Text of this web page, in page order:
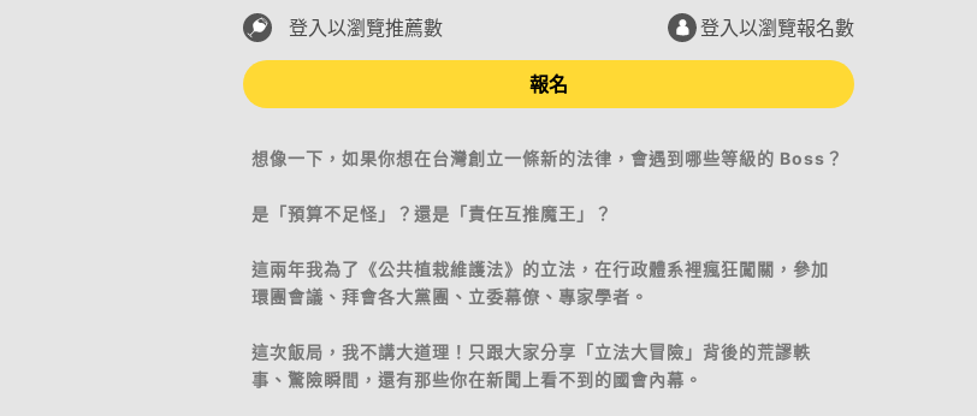
登入以瀏覽推薦數 登入以瀏覽報名數
報名
想像一下，如果你想在台灣創立一條新的法律，會遇到哪些等級的 Boss？
是「預算不足怪」？還是「責任互推魔王」？
這兩年我為了《公共植栽維護法》的立法，在行政體系裡瘋狂闖關，參加
環團會議、拜會各大黨團、立委幕僚、專家學者。
這次飯局，我不講大道理！只跟大家分享「立法大冒險」背後的荒謬軼
事、驚險瞬間，還有那些你在新聞上看不到的國會內幕。